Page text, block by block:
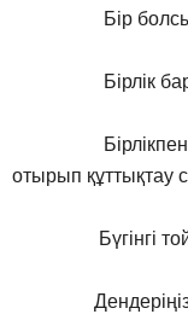
Бір болсын
Бірлік
Бірлікпенен
отырып құттықтау
Бүгінгі той
Дендеріңіз